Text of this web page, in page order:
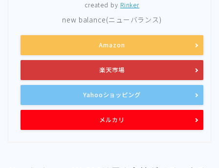
created by Rinker
new balance(ニューバランス)
Amazon
楽天市場
Yahooショッピング
メルカリ